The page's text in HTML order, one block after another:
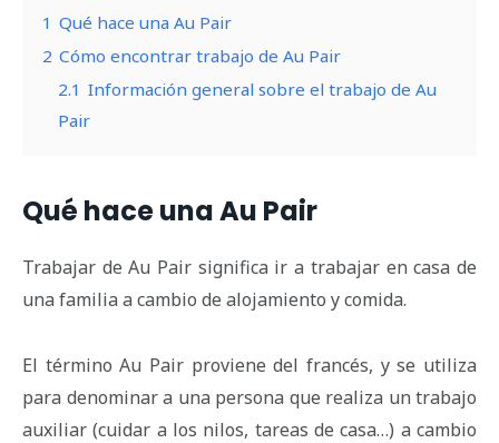
1 Qué hace una Au Pair
2 Cómo encontrar trabajo de Au Pair
2.1 Información general sobre el trabajo de Au
Pair
Qué hace una Au Pair
Trabajar de Au Pair significa ir a trabajar en casa de
una familia a cambio de alojamiento y comida.
El término Au Pair proviene del francés, y se utiliza
para denominar a una persona que realiza un trabajo
auxiliar (cuidar a los nilos, tareas de casa…) a cambio